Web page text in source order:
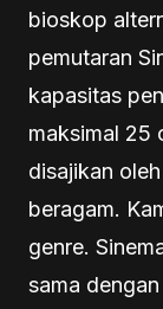
bioskop
pemutaran
kapasitas
maksimal 25
disajikan
beragam.
genre.
sama